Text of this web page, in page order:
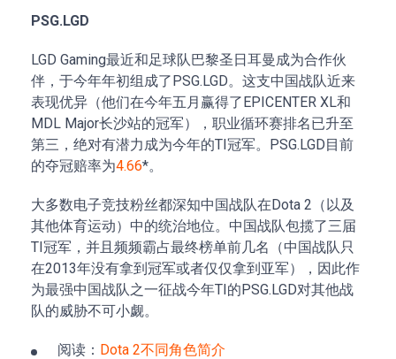
PSG.LGD
LGD Gaming最近和足球队巴黎圣日耳曼成为合作伙
伴，于今年年初组成了PSG.LGD。这支中国战队近来
表现优异（他们在今年五月赢得了EPICENTER XL和
MDL Major长沙站的冠军），职业循环赛排名已升至
第三，绝对有潜力成为今年的TI冠军。PSG.LGD目前
的夺冠赔率为4.66*。
大多数电子竞技粉丝都深知中国战队在Dota 2（以及
其他体育运动）中的统治地位。中国战队包揽了三届
TI冠军，并且频频霸占最终榜单前几名（中国战队只
在2013年没有拿到冠军或者仅仅拿到亚军），因此作
为最强中国战队之一征战今年TI的PSG.LGD对其他战
队的威胁不可小觑。
阅读： Dota 2不同角色简介